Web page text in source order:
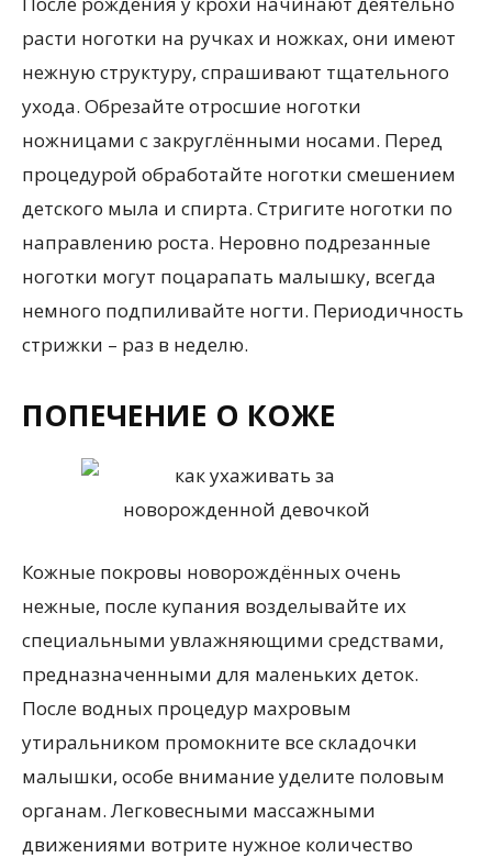
расти ноготки на ручках и ножках, они имеют
нежную структуру, спрашивают тщательного
ухода. Обрезайте отросшие ноготки
ножницами с закруглёнными носами. Перед
процедурой обработайте ноготки смешением
детского мыла и спирта. Стригите ноготки по
направлению роста. Неровно подрезанные
ноготки могут поцарапать малышку, всегда
немного подпиливайте ногти. Периодичность
стрижки – раз в неделю.
ПОПЕЧЕНИЕ О КОЖЕ
Кожные покровы новорождённых очень
нежные, после купания возделывайте их
специальными увлажняющими средствами,
предназначенными для маленьких деток.
После водных процедур махровым
утиральником промокните все складочки
малышки, особе внимание уделите половым
органам. Легковесными массажными
движениями вотрите нужное количество